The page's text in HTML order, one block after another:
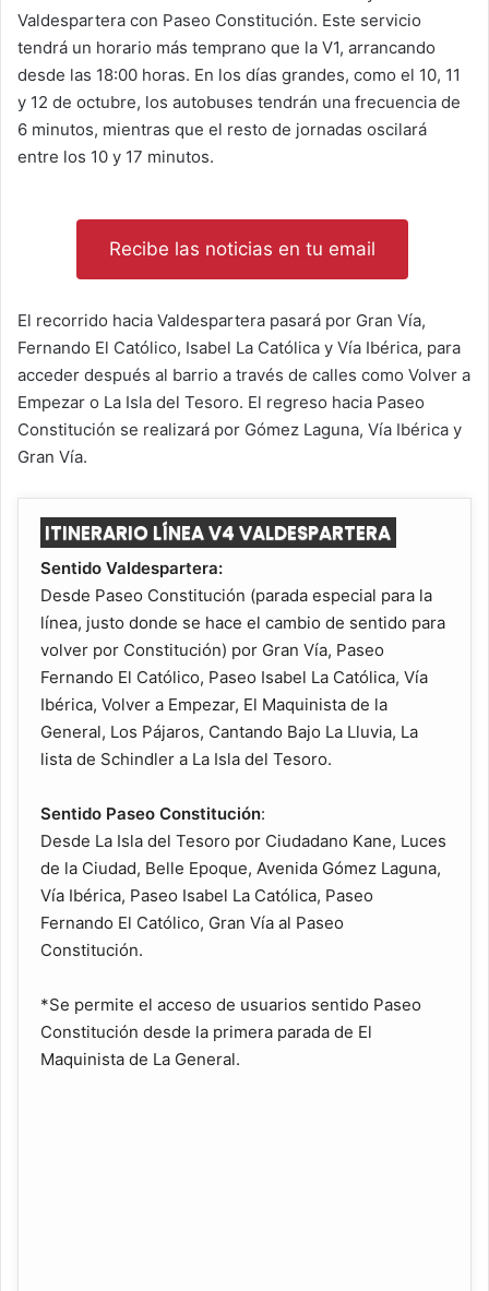
Valdespartera con Paseo Constitución. Este servicio
tendrá un horario más temprano que la V1, arrancando
desde las 18:00 horas. En los días grandes, como el 10, 11
y 12 de octubre, los autobuses tendrán una frecuencia de
6 minutos, mientras que el resto de jornadas oscilará
entre los 10 y 17 minutos.
Recibe las noticias en tu email
El recorrido hacia Valdespartera pasará por Gran Vía,
Fernando El Católico, Isabel La Católica y Vía Ibérica, para
acceder después al barrio a través de calles como Volver a
Empezar o La Isla del Tesoro. El regreso hacia Paseo
Constitución se realizará por Gómez Laguna, Vía Ibérica y
Gran Vía.
ITINERARIO LÍNEA V4 VALDESPARTERA
Sentido Valdespartera:
Desde Paseo Constitución (parada especial para la
línea, justo donde se hace el cambio de sentido para
volver por Constitución) por Gran Vía, Paseo
Fernando El Católico, Paseo Isabel La Católica, Vía
Ibérica, Volver a Empezar, El Maquinista de la
General, Los Pájaros, Cantando Bajo La Lluvia, La
lista de Schindler a La Isla del Tesoro.
Sentido Paseo Constitución:
Desde La Isla del Tesoro por Ciudadano Kane, Luces
de la Ciudad, Belle Epoque, Avenida Gómez Laguna,
Vía Ibérica, Paseo Isabel La Católica, Paseo
Fernando El Católico, Gran Vía al Paseo
Constitución.
*Se permite el acceso de usuarios sentido Paseo
Constitución desde la primera parada de El
Maquinista de La General.